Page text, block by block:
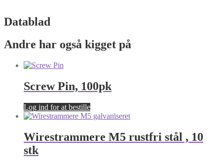
Datablad
Andre har også kigget på
Screw Pin, 100pk
Log ind for at bestille
Wirestrammere M5 rustfri stål , 10
stk